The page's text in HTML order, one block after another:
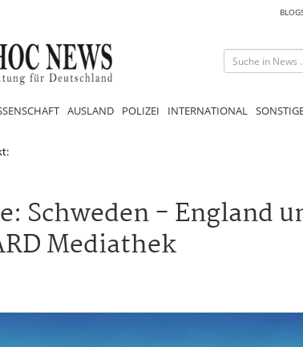
AUSLAND POLIZEI INTERNATIONAL
Schweden - England
Mediathek